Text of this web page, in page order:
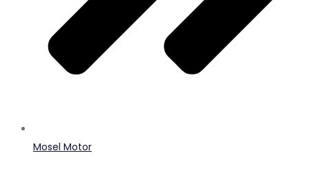
Mosel Motor